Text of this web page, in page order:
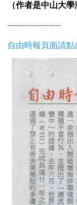
（作者是中山大
------------------
自由時報頁面請點